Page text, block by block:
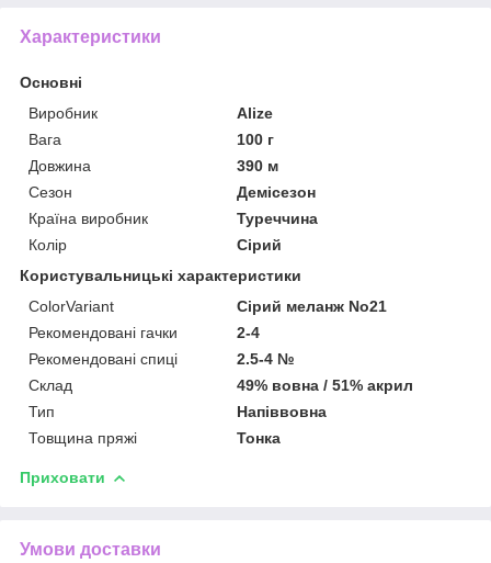
Характеристики
Основні
Виробник
Alize
Вага
100 г
Довжина
390 м
Сезон
Демісезон
Країна виробник
Туреччина
Колір
Сірий
Користувальницькі характеристики
ColorVariant
Сірий меланж No21
Рекомендовані гачки
2-4
Рекомендовані спиці
2.5-4 №
Склад
49% вовна / 51% акрил
Тип
Напіввовна
Товщина пряжі
Тонка
Приховати
Умови доставки